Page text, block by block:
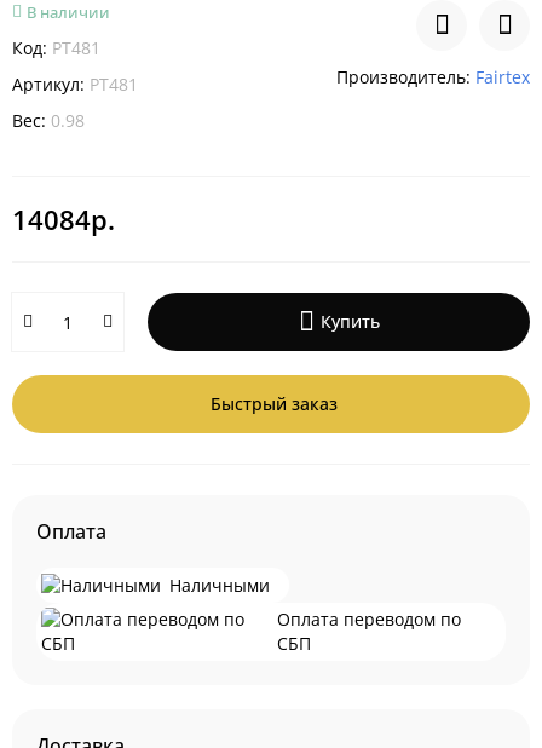
В наличии
Код: PT481
Артикул: PT481
Вес: 0.98
Производитель: Fairtex
14084р.
Купить
Быстрый заказ
Оплата
Наличными
Оплата переводом по
СБП